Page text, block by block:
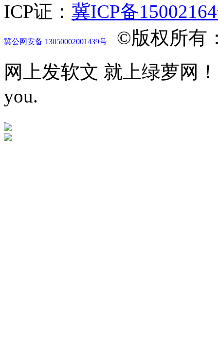
ICP证： 冀ICP备
冀公网安备 13050002001439号
©版权所有
网上发软文 就上绿萝网！
you.